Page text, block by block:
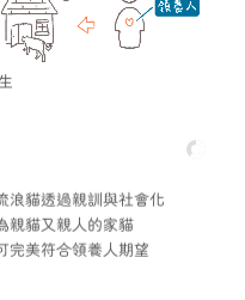
浪貓透過親訓與社會化
親貓又親人的家貓
完美符合領養人期望